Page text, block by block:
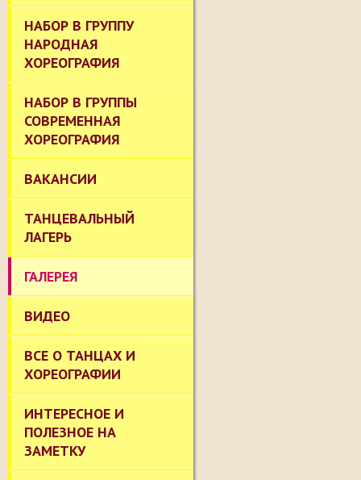
НАБОР В ГРУППУ
НАРОДНАЯ
ХОРЕОГРАФИЯ
НАБОР В ГРУППЫ
СОВРЕМЕННАЯ
ХОРЕОГРАФИЯ
ВАКАНСИИ
ТАНЦЕВАЛЬНЫЙ
ЛАГЕРЬ
ГАЛЕРЕЯ
ВИДЕО
ВСЕ О ТАНЦАХ И
ХОРЕОГРАФИИ
ИНТЕРЕСНОЕ И
ПОЛЕЗНОЕ НА
ЗАМЕТКУ